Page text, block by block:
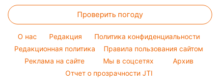
Новости Житомира
Новости Одессы
Окрашивание волос
Кейт Миддлтон
Максим Галкин
Настя Каменских
Виталий Козловский
Оптические иллюзии
Народные приметы
Все о шоу-бизнесе
Простые блюда
Легкие десерты
Напитки
Праздничное меню
Проверить погоду
O нас Редакция
Политика конфиденциальности
Редакционная политика
Правила пользования сайтом
Реклама на сайте
Мы в соцсетях
Архив
Отчет о прозрачности JTI